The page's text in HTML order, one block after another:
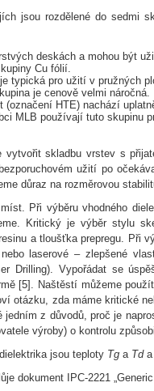
jsou rozdělené do sedmi
deskách a mohou být
Cu fólií.
typická pro užití v pružných
je cenově velmi náročná.
(označení HTE) nachází
MLB používají tuto skupinu
vytvořit skladbu vrstev s
užití po
důraz na rozměrovou
Při výběru vhodného
Kritický je výběr stylu
a tloušťka prepregu. Při
laserové – zlepšené
Drilling). Vypořádat se
[5]. Naštěstí můžeme
otázku, zda máme kritické
z důvodů, proč je
výroby) o kontrolu
jsou teploty Tg a Td
dokument IPC-2221